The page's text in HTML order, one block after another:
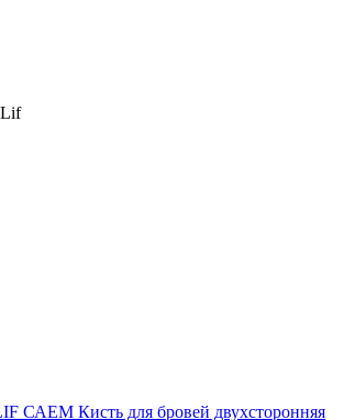
САЕМ Кисть для бровей двухсторонняя